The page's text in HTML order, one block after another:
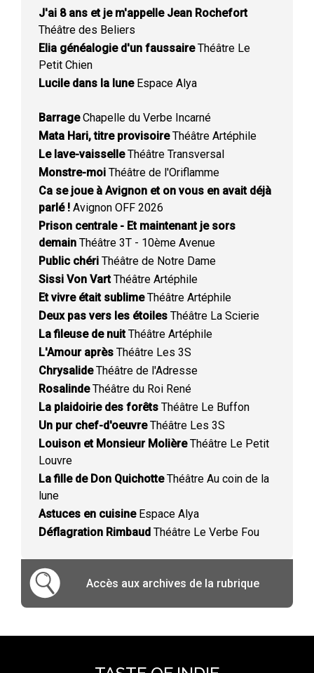
J'ai 8 ans et je m'appelle Jean Rochefort
Théâtre des Beliers
Elia généalogie d'un faussaireThéâtre Le
Petit Chien
Lucile dans la luneEspace Alya
BarrageChapelle du Verbe Incarné
Mata Hari, titre provisoireThéâtre Artéphile
Le lave-vaisselleThéâtre Transversal
Monstre-moi Théâtre de l'Oriflamme
Ca se joue à Avignon et on vous en avait déjà
parlé ! Avignon OFF 2026
Prison centrale - Et maintenant je sors
demain Théâtre 3T - 10ème Avenue
Public chéri Théâtre de Notre Dame
Sissi Von VartThéâtre Artéphile
Et vivre était sublimeThéâtre Artéphile
Deux pas vers les étoiles Théâtre La Scierie
La fileuse de nuitThéâtre Artéphile
L'Amour après Théâtre Les 3S
ChrysalideThéâtre de l'Adresse
RosalindeThéâtre du Roi René
La plaidoirie des forêts Théâtre Le Buffon
Un pur chef-d'oeuvreThéâtre Les 3S
Louison et Monsieur MolièreThéâtre Le Petit
Louvre
La fille de Don QuichotteThéâtre Au coin de la
lune
Astuces en cuisineEspace Alya
Déflagration Rimbaud Théâtre Le Verbe Fou
Accès aux archives de la rubrique